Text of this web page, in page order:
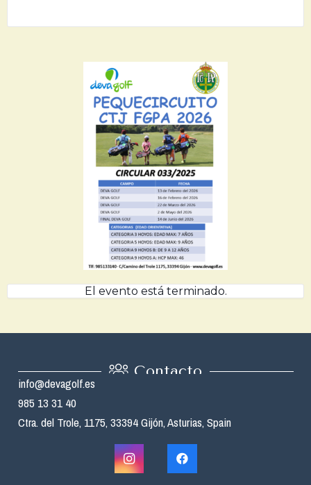
El evento está terminado.
Contacto
info@devagolf.es
985 13 31 40
Ctra. del Trole, 1175, 33394 Gijón, Asturias, Spain